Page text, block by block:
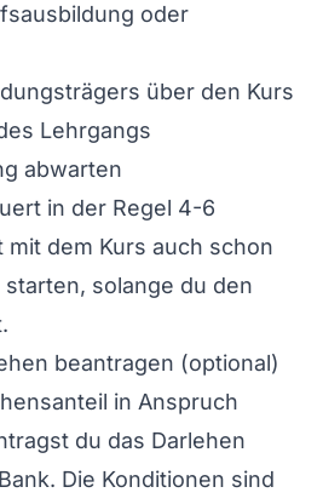
oder
über den Kurs
Lehrgangs
abwarten
in der Regel 4-6
mit dem Kurs auch schon
solange du den
beantragen (optional)
in Anspruch
du das Darlehen
Die Konditionen sind